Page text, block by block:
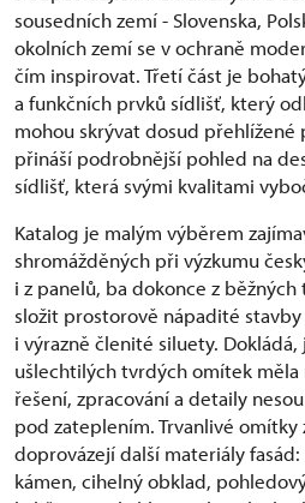
sousedních zemí - Slovenska,
okolních zemí se v ochraně
čím inspirovat. Třetí část je
a funkčních prvků sídlišť, který
mohou skrývat dosud přehlížené
přináší podrobnější pohled na
sídlišť, která svými kvalitami
Katalog je malým výběrem
shromážděných při výzkumu
i z panelů, ba dokonce z
složit prostorově nápadité
i výrazně členité siluety. Dokládá,
ušlechtilých tvrdých omítek měla
řešení, zpracování a detaily
pod zateplením. Trvanlivé omítky
doprovázejí další materiály
kámen, cihelný obklad,